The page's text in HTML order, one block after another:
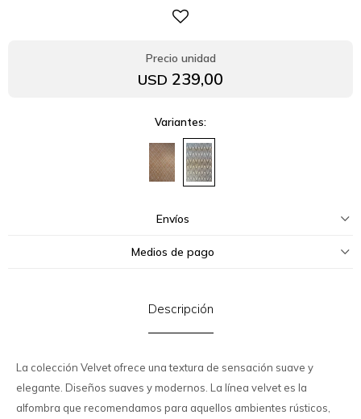
USD 239,00
Variantes:
Envíos
Medios de pago
Descripción
La colección Velvet ofrece una textura de sensación suave y
elegante. Diseños suaves y modernos. La línea velvet es la
alfombra que recomendamos para aquellos ambientes rústicos,